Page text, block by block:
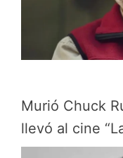
Murió Chuck
llevó al cine